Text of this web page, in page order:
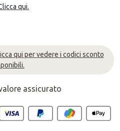
qui.
qui per vedere i codici sconto
assicurato